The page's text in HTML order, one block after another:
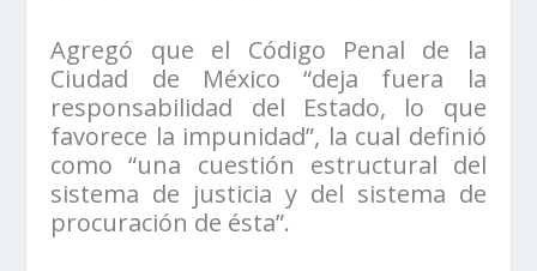
Agregó que el Código Penal de la
Ciudad de México “deja fuera la
responsabilidad del Estado, lo que
favorece la impunidad”, la cual definió
como “una cuestión estructural del
sistema de justicia y del sistema de
procuración de ésta”.